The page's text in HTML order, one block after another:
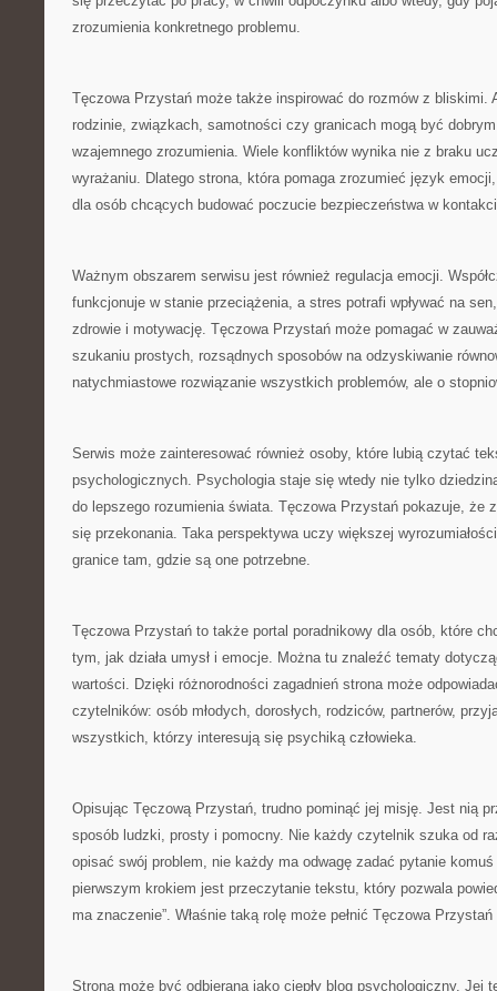
zrozumienia konkretnego problemu.
Tęczowa Przystań może także inspirować do rozmów z bliskimi.
rodzinie, związkach, samotności czy granicach mogą być
wzajemnego zrozumienia. Wiele konfliktów wynika nie z braku
wyrażaniu. Dlatego strona, która pomaga zrozumieć język
dla osób chcących budować poczucie bezpieczeństwa w
Ważnym obszarem serwisu jest również regulacja emocji.
funkcjonuje w stanie przeciążenia, a stres potrafi wpływać na
zdrowie i motywację. Tęczowa Przystań może pomagać w
szukaniu prostych, rozsądnych sposobów na odzyskiwanie
natychmiastowe rozwiązanie wszystkich problemów, ale o
Serwis może zainteresować również osoby, które lubią czytać
psychologicznych. Psychologia staje się wtedy nie tylko
do lepszego rozumienia świata. Tęczowa Przystań pokazuje, że
się przekonania. Taka perspektywa uczy większej
granice tam, gdzie są one potrzebne.
Tęczowa Przystań to także portal poradnikowy dla osób, które
tym, jak działa umysł i emocje. Można tu znaleźć tematy
wartości. Dzięki różnorodności zagadnień strona może
czytelników: osób młodych, dorosłych, rodziców, partnerów,
wszystkich, którzy interesują się psychiką człowieka.
Opisując Tęczową Przystań, trudno pominąć jej misję. Jest nią
sposób ludzki, prosty i pomocny. Nie każdy czytelnik szuka od
opisać swój problem, nie każdy ma odwagę zadać pytanie
pierwszym krokiem jest przeczytanie tekstu, który pozwala
ma znaczenie”. Właśnie taką rolę może pełnić Tęczowa
Strona może być odbierana jako ciepły blog psychologiczny. Jej